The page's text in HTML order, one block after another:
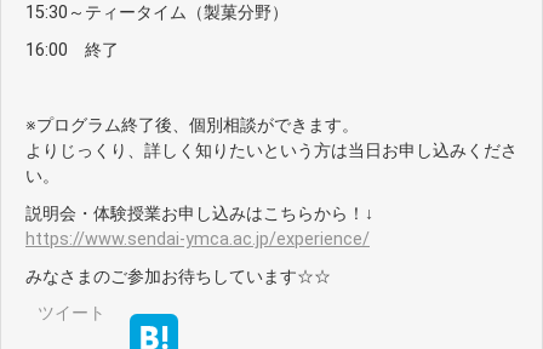
15:30～ティータイム（製菓分野）
16:00 終了
※プログラム終了後、個別相談ができます。
よりじっくり、詳しく知りたいという方は当日お申し込みくださ
い。
説明会・体験授業お申し込みはこちらから！↓
https://www.sendai-ymca.ac.jp/experience/
みなさまのご参加お待ちしています☆☆
ツイート